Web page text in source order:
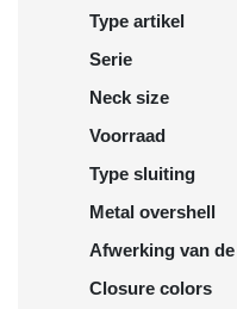
Type artikel
Serie
Neck size
Voorraad
Type sluiting
Metal overshell
Afwerking van
Closure colors